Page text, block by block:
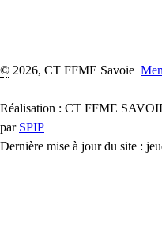
© 2026, CT FFME Savoie
Réalisation : CT FFME
par SPIP
Dernière mise à jour du site :